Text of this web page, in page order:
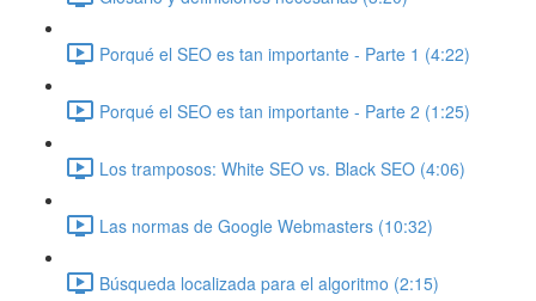
Porqué el SEO es tan importante - Parte 1 (4:22)
Porqué el SEO es tan importante - Parte 2 (1:25)
Los tramposos: White SEO vs. Black SEO (4:06)
Las normas de Google Webmasters (10:32)
Búsqueda localizada para el algoritmo (2:15)